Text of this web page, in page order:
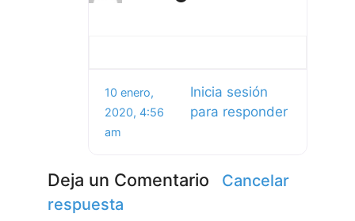
10 enero,
2020, 4:56
am
Inicia sesión
para responder
Deja un Comentario
Cancelar
respuesta